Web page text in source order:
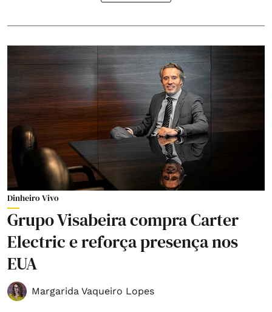
Dinheiro Vivo
Grupo Visabeira compra Carter
Electric e reforça presença nos
EUA
Margarida Vaqueiro Lopes